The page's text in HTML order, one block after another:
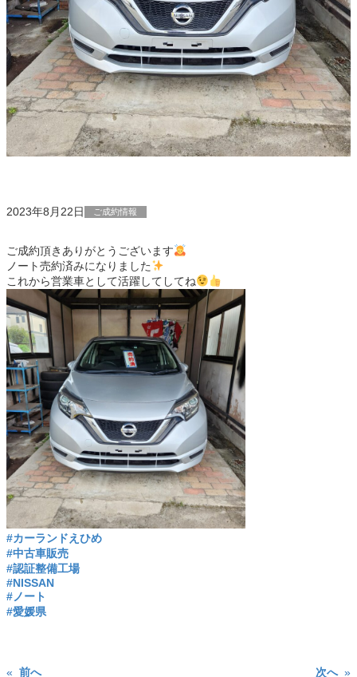
2023年8月22日 ご成約情報
ご成約頂きありがとうございます
ノート売約済みになりました
これから営業車として活躍してしてね
#カーランドえひめ
#中古車販売
#認証整備工場
#NISSAN
#ノート
#愛媛県
« 前へ 次へ »